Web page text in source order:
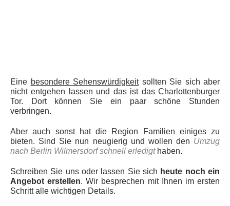
Eine besondere Sehenswürdigkeitsollten Sie sich aber
nicht entgehen lassen und das ist das Charlottenburger
Tor. Dort können Sie ein paar schöne Stunden
verbringen.
Aber auch sonst hat die Region Familien einiges zu
bieten. Sind Sie nun neugierig und wollen den Umzug
nach Berlin Wilmersdorf schnell erledigthaben.
Schreiben Sie uns oder lassen Sie sich heute noch ein
Angebot erstellen. Wir besprechen mit Ihnen im ersten
Schritt alle wichtigen Details.